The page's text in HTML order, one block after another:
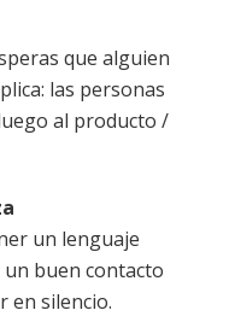
que alguien
las personas
al producto /
un lenguaje
buen contacto
en silencio.